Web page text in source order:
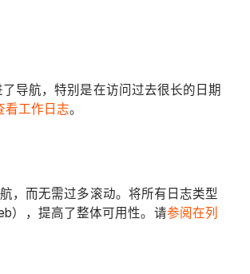
导航，特别是在访问过去很长的日期
看工作日志。
，而无需过多滚动。将所有日志类型
），提高了整体可用性。请参阅在列